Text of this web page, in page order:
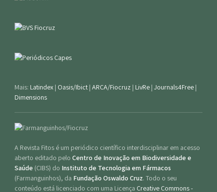
Mais: Latindex | Oasis/Ibict | ARCA/Fiocruz | LivRe | Journals4Free |
Dimensions
A Revista Fitos é um periódico científico interdisciplinar em acesso
aberto editado pelo Centro de Inovação em Biodiversidade e
Saúde (CIBS) do Instituto de Tecnologia em Fármacos
(Farmanguinhos), da Fundação Oswaldo Cruz. Todo o seu
conteúdo está licenciado com uma Licença Creative Commons -